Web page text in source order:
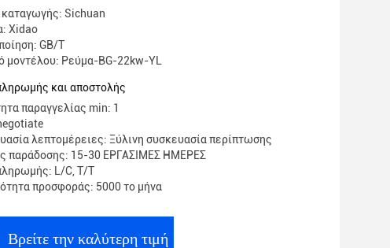
Sichuan
Xidao
GB/T
μοντέλου: Ρεύμα-BG-22kw-YL
και αποστολής
παραγγελίας min: 1
λεπτομέρειες: Ξύλινη συσκευασία περίπτωσης
παράδοσης: 15-30 ΕΡΓΑΣΙΜΕΣ ΗΜΕΡΕΣ
L/C, T/T
προσφοράς: 5000 το μήνα
Βρείτε την καλύτερη τιμή